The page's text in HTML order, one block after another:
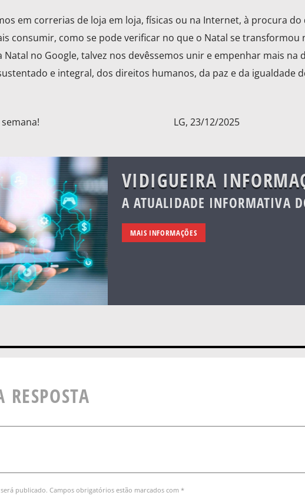
em correrias de loja em loja, físicas ou na Internet, à procura do
consumir, como se pode verificar no que o Natal se transformou
no Google, talvez nos devêssemos unir e empenhar mais na
e integral, dos direitos humanos, da paz e da igualdade
para a semana! LG, 23/12/2025
VIDIGUEIRA
A ATUALIDADE INFORMATIVA
MAIS INFORMAÇÕES
publicado. Campos obrigatórios estão marcados com *